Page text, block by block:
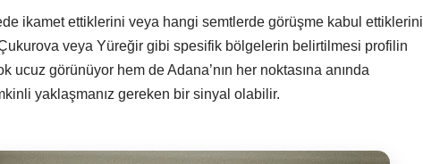
ikamet ettiklerini veya hangi semtlerde görüşme kabul ettiklerini
veya Yüreğir gibi spesifik bölgelerin belirtilmesi profilin
görünüyor hem de Adana’nın her noktasına anında
yaklaşmanız gereken bir sinyal olabilir.